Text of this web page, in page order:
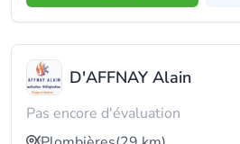
D'AFFNAY Alain
Pas encore d'évaluation